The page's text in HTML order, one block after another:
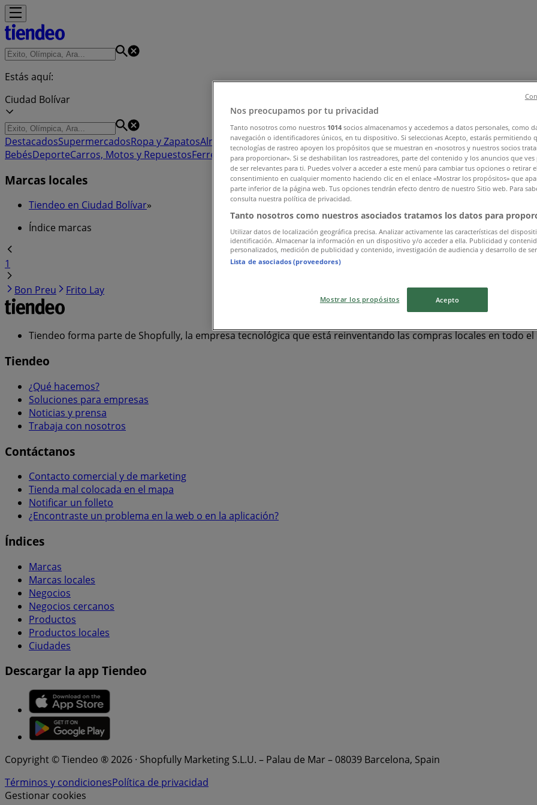
Estás aquí:
Ciudad Bolívar
DestacadosSupermercadosRopa y ZapatosAlmacenesHogar y MueblesInformática y ElectrónicaFarmacias,
BebésDeporteCarros, Motos y RepuestosFerreterías y ConstrucciónLibros y CineViajesBancos y Seguros
Marcas locales
Tiendeo en Ciudad Bolívar»
Índice marcas
1
Bon Preu
Frito Lay
Tiendeo forma parte de Shopfully, la empresa tecnológica que está reinventando las compras locales en todo
Tiendeo
¿Qué hacemos?
Soluciones para empresas
Noticias y prensa
Trabaja con nosotros
Contáctanos
Contacto comercial y de marketing
Tienda mal colocada en el mapa
Notificar un folleto
¿Encontraste un problema en la web o en la aplicación?
Índices
Marcas
Marcas locales
Negocios
Negocios cercanos
Productos
Productos locales
Ciudades
Descargar la app Tiendeo
Copyright © Tiendeo ® 2026 · Shopfully Marketing S.L.U. – Palau de Mar – 08039 Barcelona, Spain
Términos y condicionesPolítica de privacidad
Gestionar cookies
Nos preocupamos por tu privacidad
Tanto nosotros como nuestros 1014 socios almacenamos y accedemos a datos personales, como
navegación o identificadores únicos, en tu dispositivo. Si seleccionas Acepto, estarás permitiendo
tecnologías de rastreo apoyen los propósitos que se muestran en «nosotros y nuestros socios
para proporcionar». Si se deshabilitan los rastreadores, parte del contenido y los anuncios que
de ser relevantes para ti. Puedes volver a acceder a este menú para cambiar tus opciones o retirar el
consentimiento en cualquier momento haciendo clic en el enlace «Mostrar los propósitos» que
parte inferior de la página web. Tus opciones tendrán efecto dentro de nuestro Sitio web. Para
consulta nuestra política de privacidad.
Tanto nosotros como nuestros asociados tratamos los datos para
Utilizar datos de localización geográfica precisa. Analizar activamente las características del
identificación. Almacenar la información en un dispositivo y/o acceder a ella. Publicidad y
personalizados, medición de publicidad y contenido, investigación de audiencia y desarrollo de
Lista de asociados (proveedores)
Mostrar los propósitos Acepto